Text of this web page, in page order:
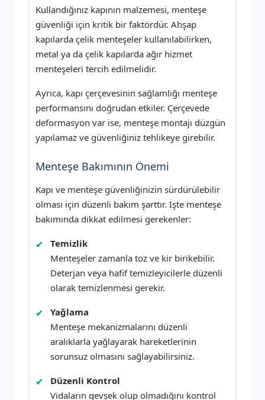
Kullandığınız kapının malzemesi, menteşe
güvenliği için kritik bir faktördür. Ahşap
kapılarda çelik menteşeler kullanılabilirken,
metal ya da çelik kapılarda ağır hizmet
menteşeleri tercih edilmelidir.
Ayrıca, kapı çerçevesinin sağlamlığı menteşe
performansını doğrudan etkiler. Çerçevede
deformasyon var ise, menteşe montajı düzgün
yapılamaz ve güvenliğiniz tehlikeye girebilir.
Menteşe Bakımının Önemi
Kapı ve menteşe güvenliğinizin sürdürülebilir
olması için düzenli bakım şarttır. İşte menteşe
bakımında dikkat edilmesi gerekenler:
Temizlik
Menteşeler zamanla toz ve kir birikebilir.
Deterjan veya hafif temizleyicilerle düzenli
olarak temizlenmesi gerekir.
Yağlama
Menteşe mekanizmalarını düzenli
aralıklarla yağlayarak hareketlerinin
sorunsuz olmasını sağlayabilirsiniz.
Düzenli Kontrol
Vidaların gevşek olup olmadığını kontrol